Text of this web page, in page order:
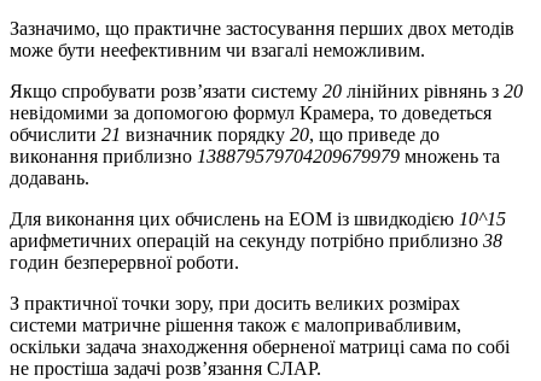
Зазначимо, що практичне застосування перших двох методів
може бути неефективним чи взагалі неможливим.
Якщо спробувати розв’язати систему 20 лінійних рівнянь з 20
невідомими за допомогою формул Крамера, то доведеться
обчислити 21 визначник порядку 20, що приведе до
виконання приблизно 138879579704209679979 множень та
додавань.
Для виконання цих обчислень на ЕОМ із швидкодією 10^15
арифметичних операцій на секунду потрібно приблизно 38
годин безперервної роботи.
З практичної точки зору, при досить великих розмірах
системи матричне рішення також є малопривабливим,
оскільки задача знаходження оберненої матриці сама по собі
не простіша задачі розв’язання СЛАР.